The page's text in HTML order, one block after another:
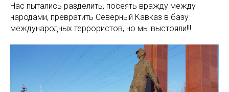
Нас пытались разделить, посеять вражду между
народами, превратить Северный Кавказ в базу
международных террористов, но мы выстояли!!!